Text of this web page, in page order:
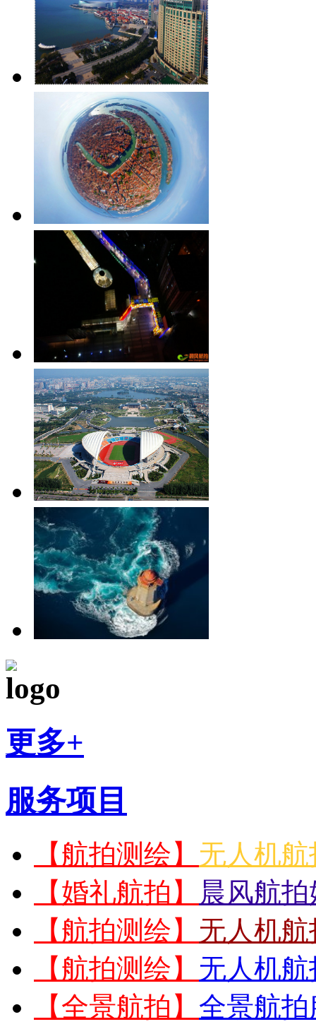
更多+
服务项目
【航拍测绘】 无人机
【婚礼航拍】
晨风航
【航拍测绘】 无人机
【航拍测绘】 无人机
【全景航拍】 全景航